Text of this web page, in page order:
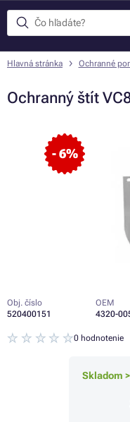
Hlavná stránka Ochranné
Ochranný štít
- 6%
Obj. číslo
520400151
OEM
4320-
0 hodnotenie
Skladom